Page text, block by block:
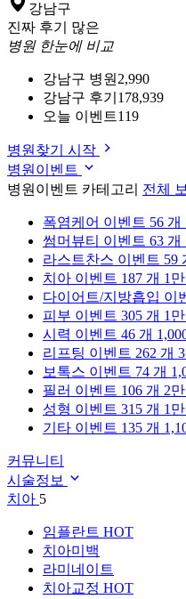
강남구
진짜 후기 많은
병원 한눈에 비교
강남구 병원 2,990
강남구 후기 178,939
오늘 이벤트119
병원찾기 시작
병원이벤트
병원이벤트 카테고리 전체
폭염케어 이벤트 56 개
썸머뷰티 이벤트 63 개
라스트찬스 이벤트 59
치아 이벤트 187 개 1
다이어트/지방흡입 이
피부 이벤트 305 개 1
시력 이벤트 46 개
리프팅 이벤트 262 개
보톡스 이벤트 74 개
필러 이벤트 106 개 2
성형 이벤트 315 개 1
기타 이벤트 135 개
커뮤니티
시술정보
치아 5
임플란트 HOT
치아미백
라미네이트
치아교정 HOT